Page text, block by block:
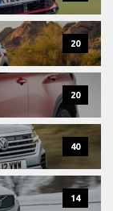
20
20
40
14